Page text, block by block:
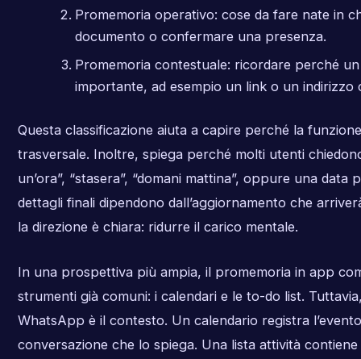
Promemoria operativo: cose da fare nate in
documento o confermare una presenza.
Promemoria contestuale: ricordare perché
importante, ad esempio un link o un indirizzo
Questa classificazione aiuta a capire perché la
trasversale. Inoltre, spiega perché molti utenti
un’ora”, “stasera”, “domani mattina”, oppure una data
dettagli finali dipendono dall’aggiornamento che
la direzione è chiara: ridurre il carico mentale.
In una prospettiva più ampia, il promemoria in app
strumenti già comuni: i calendari e le to-do list.
WhatsApp è il contesto. Un calendario registra
conversazione che lo spiega. Una lista attività contiene